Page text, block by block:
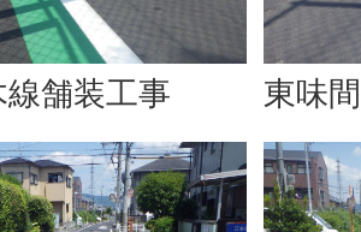
舗装工事 東味